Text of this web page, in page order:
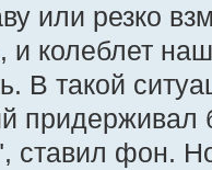
или резко
и колеблет
В такой
ставил фон.